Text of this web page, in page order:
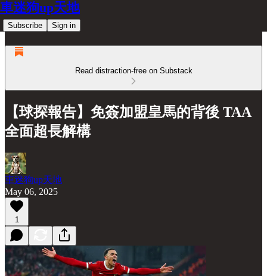
車迷狗up天地
Subscribe Sign in
Read distraction-free on Substack
【球探報告】免簽加盟皇馬的背後 TAA
全面超長解構
車迷狗up天地
May 06, 2025
1